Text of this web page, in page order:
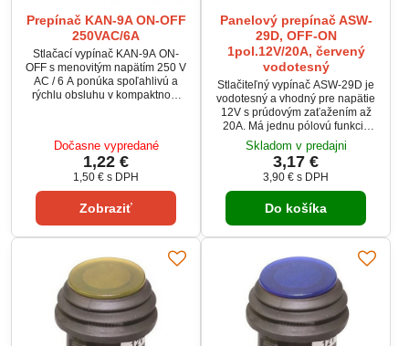
Prepínač KAN-9A ON-OFF
250VAC/6A
Stlačací vypínač KAN-9A ON-
OFF s menovitým napätím 250 V
AC / 6 A ponúka spoľahlivú a
rýchlu obsluhu v kompaktnom
000 cyklov a nízky odpor
kontaktu. Vyniká kvalitným
spracovaním, odolnosťou a
moderným vzhľadom. Ideálny pre
elektronické zariadenia,
spotrebiče a ovládacie panely.
Dočasne vypredané
1,22 €
1,50 € s DPH
Zobraziť
Panelový prepínač ASW-
29D, OFF-ON
1pol.12V/20A, červený
vodotesný
Stlačiteľný vypínač ASW-29D je
vodotesný a vhodný pre napätie
12V s prúdovým zaťažením až
20A. Má jednu pólovú funkciu
OFF-ON a je vybavený červeným
podsvietením cez 5 LED. Otvor
pre montáž je 20 mm. Ideálny pre
automobilové, lodné alebo
priemyselné aplikácie.
Skladom v predajni
3,17 €
3,90 € s DPH
Do košíka